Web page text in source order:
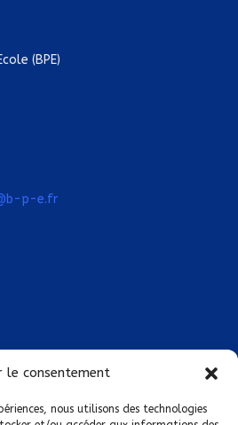
le consentement
nous utilisons des technologies
(BPE)
p-e.fr
·e !
chez vous !